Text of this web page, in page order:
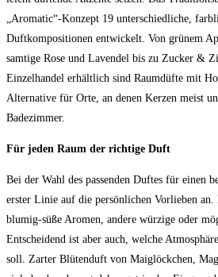
„Aromatic“-Konzept 19 unterschiedliche,
Duftkompositionen entwickelt. Von grünem
samtige Rose und Lavendel bis zu Zucker &
Einzelhandel erhältlich sind Raumdüfte mit
Alternative für Orte, an denen Kerzen meist
Badezimmer.
Für jeden Raum der richtige Duft
Bei der Wahl des passenden Duftes für einen
erster Linie auf die persönlichen Vorlieben an.
blumig-süße Aromen, andere würzige oder
Entscheidend ist aber auch, welche
soll. Zarter Blütenduft von Maiglöckchen,